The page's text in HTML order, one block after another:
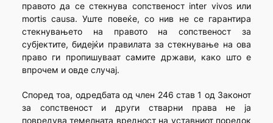
правото да се стекнува сопственост inter vivos или
mortis causa. Уште повеќе, со нив не се гарантира
стекнувањето на правото на сопственост за
субјектите, бидејќи правилата за стекнување на ова
право ги пропишуваат самите држави, како што е
впрочем и овде случај.
Според тоа, одредбата од член 246 став 1 од Законот
за сопственост и други стварни права не ја
повредува темелната вредност на уставниот поредок